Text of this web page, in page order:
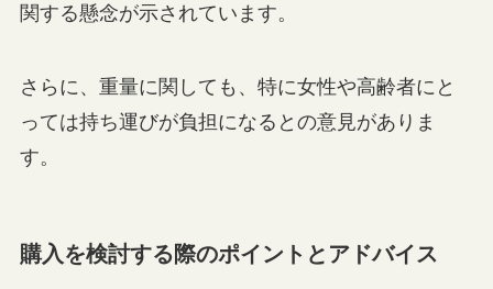
関する懸念が示されています。
さらに、重量に関しても、特に女性や高齢者にと
っては持ち運びが負担になるとの意見がありま
す。
購入を検討する際のポイントとアドバイス